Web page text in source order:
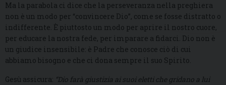
Ma la parabola ci dice che la perseveranza nella preghiera
non è un modo per “convincere Dio”, come se fosse distratto o
indifferente. È piuttosto un modo per aprire il nostro cuore,
per educare la nostra fede, per imparare a fidarci. Dio non è
un giudice insensibile: è Padre che conosce ciò di cui
abbiamo bisogno e che ci dona sempre il suo Spirito.
Gesù assicura: “Dio farà giustizia ai suoi eletti che gridano a lui